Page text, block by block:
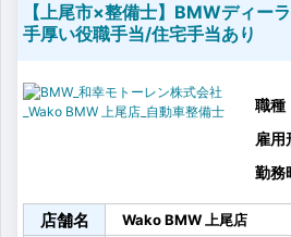
【上尾市×整備士】BMWディー
手厚い役職手当/住宅手当あり
職種
雇用
勤務
店舗名 Wako BMW 上尾店